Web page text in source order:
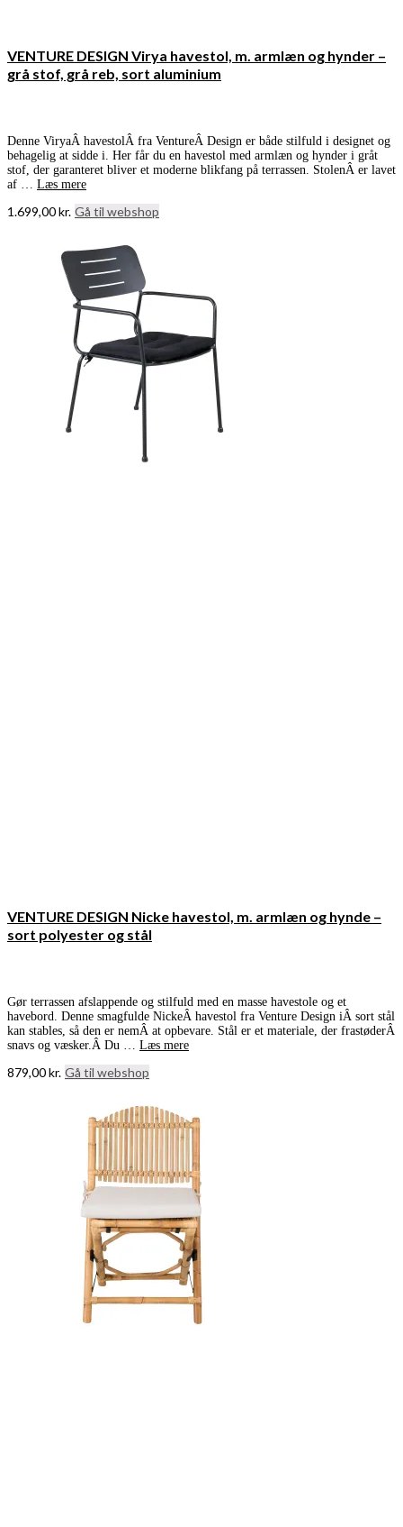
VENTURE DESIGN Virya havestol, m. armlæn og hynder –
grå stof, grå reb, sort aluminium
Denne ViryaÂ havestolÂ fra VentureÂ Design er både stilfuld i designet og
behagelig at sidde i. Her får du en havestol med armlæn og hynder i gråt
stof, der garanteret bliver et moderne blikfang på terrassen. StolenÂ er lavet
af … Læs mere
1.699,00kr. Gå til webshop
VENTURE DESIGN Nicke havestol, m. armlæn og hynde –
sort polyester og stål
Gør terrassen afslappende og stilfuld med en masse havestole og et
havebord. Denne smagfulde NickeÂ havestol fra Venture Design iÂ sort stål
kan stables, så den er nemÂ at opbevare. Stål er et materiale, der frastøderÂ
snavs og væsker.Â Du … Læs mere
879,00kr. Gå til webshop